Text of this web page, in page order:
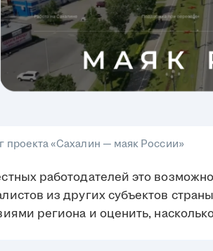
проекта «Сахалин — маяк России»
работодателей это
из других субъектов
региона и оценить,